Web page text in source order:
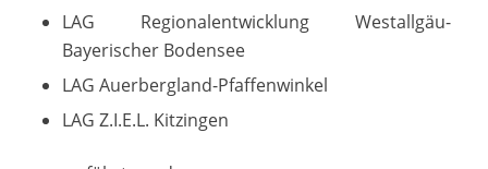
LAG Regionalentwicklung Westallgäu-
Bayerischer Bodensee
LAG Auerbergland-Pfaffenwinkel
LAG Z.I.E.L. Kitzingen